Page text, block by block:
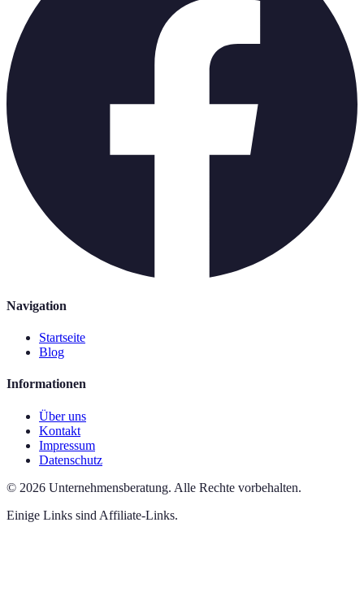
Navigation
Startseite
Blog
Informationen
Über uns
Kontakt
Impressum
Datenschutz
© 2026 Unternehmensberatung. Alle Rechte vorbehalten.
Einige Links sind Affiliate-Links.